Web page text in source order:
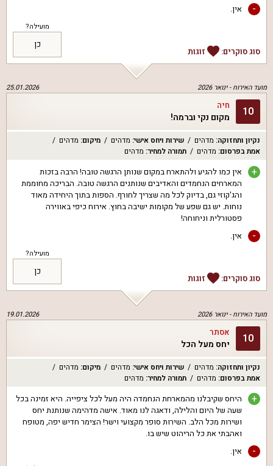
- אין.
סוג סוקרים: זוגות
מועילה?
כן
מועד האירוח -ינואר 2026 25.01.2026
10 חיה
מקום נקי וברמה!
נקיון ותחזוקה: מדהים שירות ויחס אישי: מדהים מיקום: מדהים
אמת בפרסום: מדהים תמורה למחיר: מדהים
+
אין כמו להגיע ולהתארח במקום שנותן הרגשה טובה! הרבה בזכות
המארחים הנחמדים והאדיבים שנותנים הרגשה טובה. הבריכה מחוממת
והג'קוזי גם, בדיוק לכל מה שצריך לחורף. הספות בתוך היחידה מאוד
נוחות. יש גם שפע של מקומות ישיבה בחוץ. אירוח כיפי באווירה
פסטורלית וניחוחה!
- אין.
סוג סוקרים: זוגות
מועילה?
כן
מועד האירוח -ינואר 2026 19.01.2026
10 אסתר
יחס מעל הכל
נקיון ותחזוקה: מדהים שירות ויחס אישי: מדהים מיקום: מדהים
אמת בפרסום: מדהים תמורה למחיר: מדהים
+
היחס שקיבלנו מהמארחת הנחמדה היה מעל לכל ציפייה. היא זמינה בכל
שעה של היום והלילה, ודאגה לנו מאוד. אישה מדהימה שנותנת יחס
ושירות מכל הלב. השירות סופר מקצועי וישר! הצימר חדיש יפה, מטופח
ואהבתי את כל הריהוט שיש בו.
- אין.